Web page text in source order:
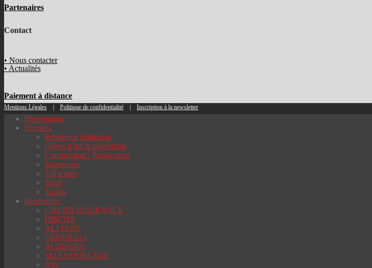
Partenaires
Contact
• Nous contacter
• Actualités
Paiement à distance
Mentions Légales Politique de confidentialité Inscription à la newsletter
Présentation
Services
Résidence habitation
Objets d’art & collections
Construction / Rénovation
Entreprises
Véhicules
Santé
Yachts
Partenaires
CHUBB INSURANCE
HISCOX
ALLIANZ
GENERALI
ALBINGIA
SMA COURTAGE
AIG